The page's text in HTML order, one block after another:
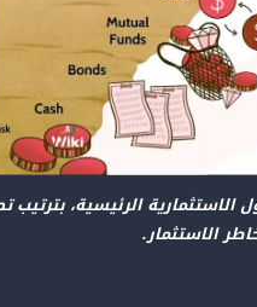
الاستثمارية الرئيسية، بترتيب
الاستثمار.